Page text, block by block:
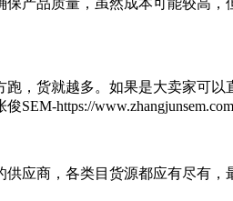
品质量，虽然成本可能较高，
货就越多。如果是大卖家可以
SEM-https://
商，各类目货源都应有尽有，